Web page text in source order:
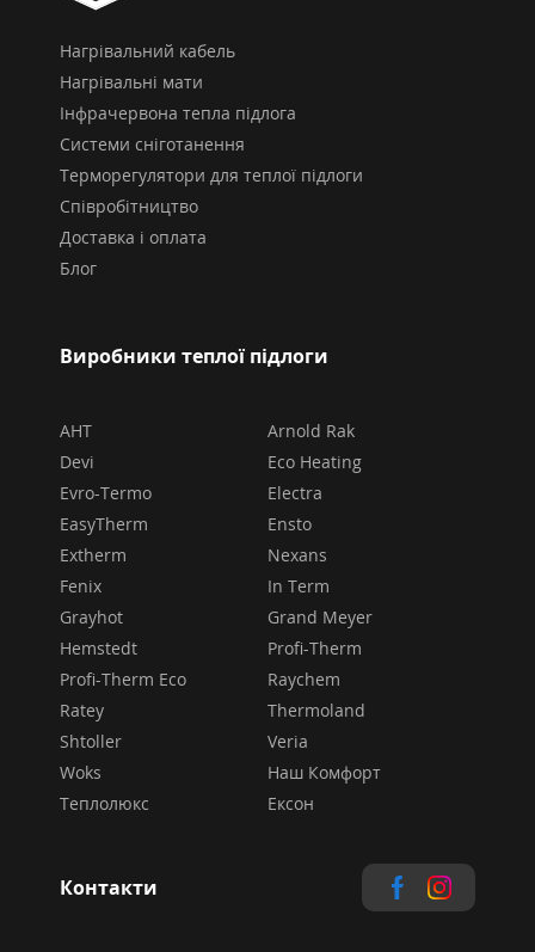
Нагрівальний кабель
Нагрівальні мати
Інфрачервона тепла підлога
Системи сніготанення
Терморегулятори для теплої підлоги
Співробітництво
Доставка і оплата
Блог
Виробники теплої підлоги
AHT
Arnold Rak
Devi
Eco Heating
Evro-Termo
Electra
EasyTherm
Ensto
Extherm
Nexans
Fenix
In Term
Grayhot
Grand Meyer
Hemstedt
Profi-Therm
Profi-Therm Eco
Raychem
Ratey
Thermoland
Shtoller
Veria
Woks
Наш Комфорт
Теплолюкс
Ексон
Контакти